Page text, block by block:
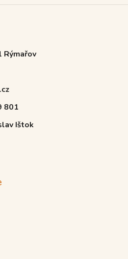
Rýmařov
801
Ištok